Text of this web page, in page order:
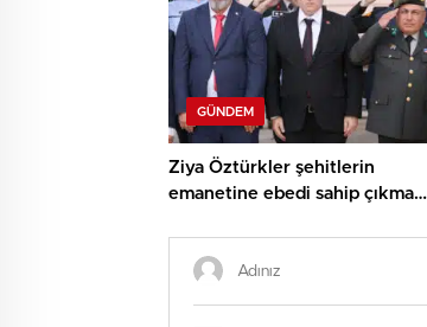
GÜNDEM
Ziya Öztürkler şehitlerin
emanetine ebedi sahip çıkma